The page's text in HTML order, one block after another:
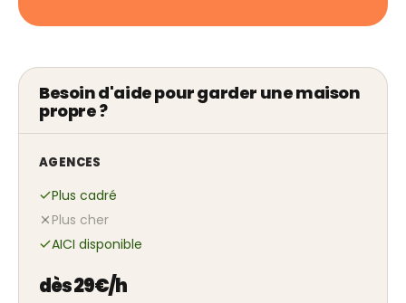
Besoin d'aide pour garder une maison
propre ?
AGENCES
Plus cadré
Plus cher
AICI disponible
dès 29€/h